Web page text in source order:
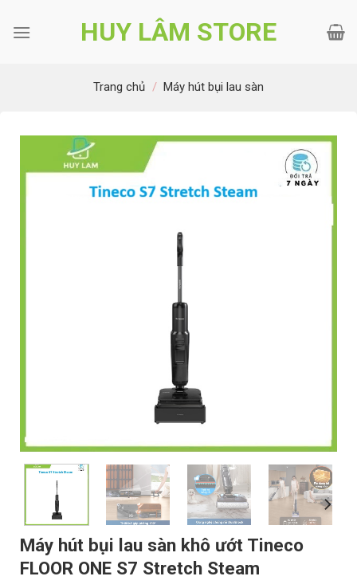
qua
HUY LÂM STORE
Trang chủ / Máy hút bụi lau sàn
Máy hút bụi lau sàn khô ướt Tineco
FLOOR ONE S7 Stretch Steam